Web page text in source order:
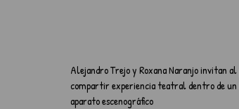
Alejandro Trejo y Roxana Naranjo invitan
compartir experiencia teatral dentro de
aparato escenográfico